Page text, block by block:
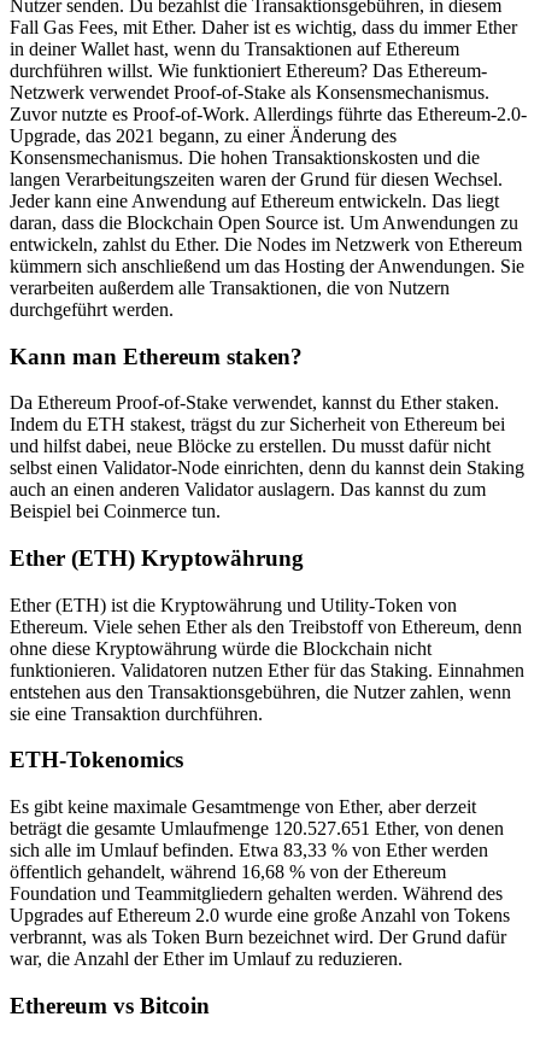
Nutzer senden. Du bezahlst die Transaktionsgebühren, in diesem
Fall Gas Fees, mit Ether. Daher ist es wichtig, dass du immer Ether
in deiner Wallet hast, wenn du Transaktionen auf Ethereum
durchführen willst. Wie funktioniert Ethereum? Das Ethereum-
Netzwerk verwendet Proof-of-Stake als Konsensmechanismus.
Zuvor nutzte es Proof-of-Work. Allerdings führte das Ethereum-2.0-
Upgrade, das 2021 begann, zu einer Änderung des
Konsensmechanismus. Die hohen Transaktionskosten und die
langen Verarbeitungszeiten waren der Grund für diesen Wechsel.
Jeder kann eine Anwendung auf Ethereum entwickeln. Das liegt
daran, dass die Blockchain Open Source ist. Um Anwendungen zu
entwickeln, zahlst du Ether. Die Nodes im Netzwerk von Ethereum
kümmern sich anschließend um das Hosting der Anwendungen. Sie
verarbeiten außerdem alle Transaktionen, die von Nutzern
durchgeführt werden.
Kann man Ethereum staken?
Da Ethereum Proof-of-Stake verwendet, kannst du Ether staken.
Indem du ETH stakest, trägst du zur Sicherheit von Ethereum bei
und hilfst dabei, neue Blöcke zu erstellen. Du musst dafür nicht
selbst einen Validator-Node einrichten, denn du kannst dein Staking
auch an einen anderen Validator auslagern. Das kannst du zum
Beispiel bei Coinmerce tun.
Ether (ETH) Kryptowährung
Ether (ETH) ist die Kryptowährung und Utility-Token von
Ethereum. Viele sehen Ether als den Treibstoff von Ethereum, denn
ohne diese Kryptowährung würde die Blockchain nicht
funktionieren. Validatoren nutzen Ether für das Staking. Einnahmen
entstehen aus den Transaktionsgebühren, die Nutzer zahlen, wenn
sie eine Transaktion durchführen.
ETH-Tokenomics
Es gibt keine maximale Gesamtmenge von Ether, aber derzeit
beträgt die gesamte Umlaufmenge 120.527.651 Ether, von denen
sich alle im Umlauf befinden. Etwa 83,33 % von Ether werden
öffentlich gehandelt, während 16,68 % von der Ethereum
Foundation und Teammitgliedern gehalten werden. Während des
Upgrades auf Ethereum 2.0 wurde eine große Anzahl von Tokens
verbrannt, was als Token Burn bezeichnet wird. Der Grund dafür
war, die Anzahl der Ether im Umlauf zu reduzieren.
Ethereum vs Bitcoin